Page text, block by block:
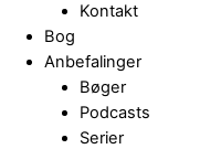
Kontakt
Bog
Anbefalinger
Bøger
Podcasts
Serier